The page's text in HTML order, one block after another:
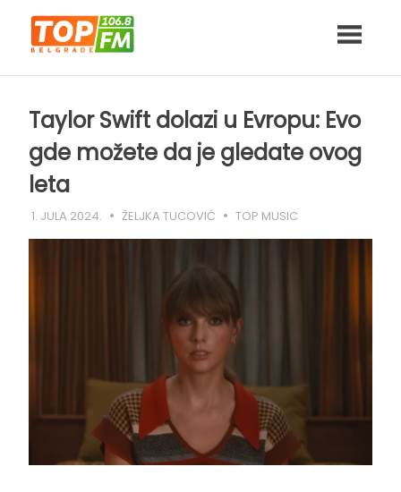
content
Taylor Swift dolazi u Evropu: Evo
gde možete da je gledate ovog
leta
1. JULA 2024. ŽELJKA TUCOVIĆ TOP MUSIC